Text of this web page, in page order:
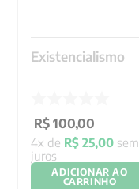
Existencialismo
R$ 100,00
4x de R$ 25,00 sem
juros
ADICIONAR AO
CARRINHO